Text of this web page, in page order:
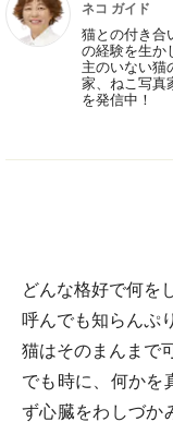
ネコ ガイド
猫との付き合
の経験を生か
主のいない猫
家、ねこ写真
を発信中！
どんな格好で何を
呼んでも知らんぷ
猫はそのまんまで
でも時に、何かを
ず心臓をわしづか